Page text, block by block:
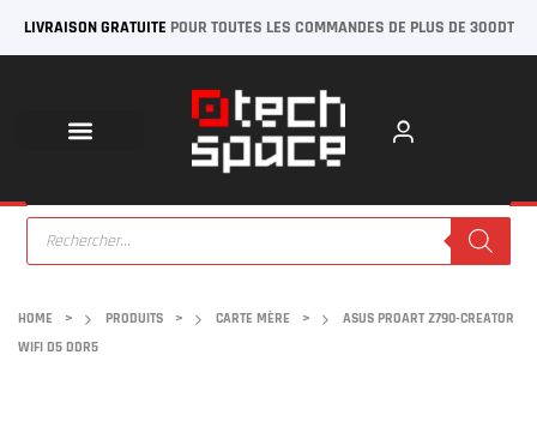
LIVRAISON GRATUITE POUR TOUTES LES COMMANDES DE PLUS DE 300DT
HOME > PRODUITS > CARTE MÈRE >
ASUS PROART Z790-CREATOR
WIFI D5 DDR5